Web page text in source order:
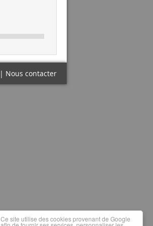
| Nous contacter
Ce site utilise des cookies provenant de Google